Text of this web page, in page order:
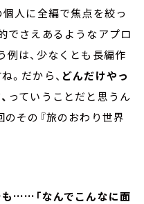
人に全編で焦点を絞っ
でさえあるようなアプロ
例は、少なくとも長編作
。だから、 どんだけやっ
っていうことだと思うん
のその『旅のおわり世界
……「なんでこんなに面